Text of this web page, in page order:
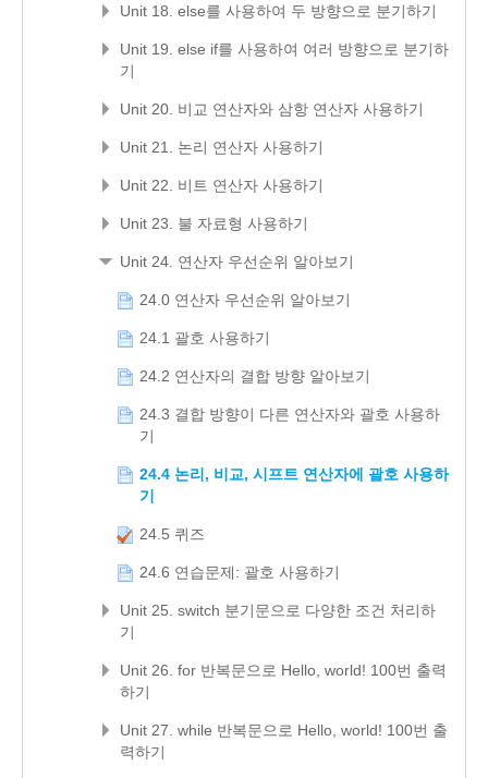
Unit 18. else를 사용하여 두 방향으로 분기하기
Unit 19. else if를 사용하여 여러 방향으로 분기하
기
Unit 20. 비교 연산자와 삼항 연산자 사용하기
Unit 21. 논리 연산자 사용하기
Unit 22. 비트 연산자 사용하기
Unit 23. 불 자료형 사용하기
Unit 24. 연산자 우선순위 알아보기
24.0 연산자 우선순위 알아보기
24.1 괄호 사용하기
24.2 연산자의 결합 방향 알아보기
24.3 결합 방향이 다른 연산자와 괄호 사용하
기
24.4 논리, 비교, 시프트 연산자에 괄호 사용하
기
24.5 퀴즈
24.6 연습문제: 괄호 사용하기
Unit 25. switch 분기문으로 다양한 조건 처리하
기
Unit 26. for 반복문으로 Hello, world! 100번 출력
하기
Unit 27. while 반복문으로 Hello, world! 100번 출
력하기